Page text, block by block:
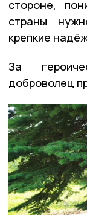
стороне,
страны
крепкие
За
доброволец